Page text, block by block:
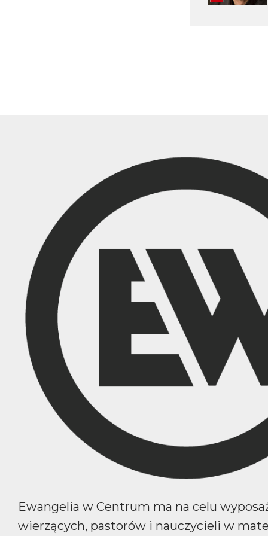
Ewangelia w Centrum ma na celu
wierzących, pastorów i nauczycieli w